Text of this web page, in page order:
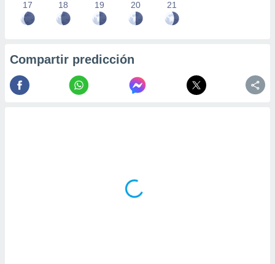
17 18 19 20 21
Compartir predicción